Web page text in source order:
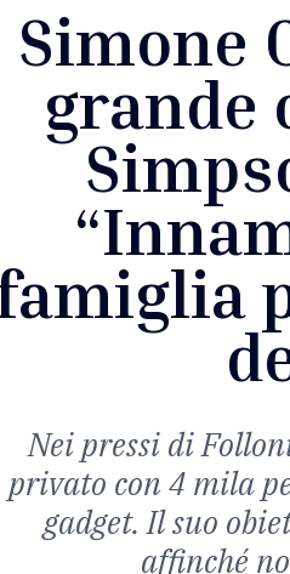
Simone
grande
Nei pressi di
privato con 4 mila
gadget. Il suo
affinché